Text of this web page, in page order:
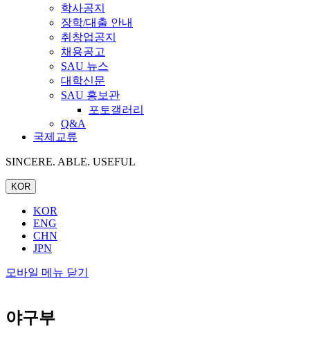
학사공지
장학/대출 안내
취창업공지
채용공고
SAU 뉴스
대학신문
SAU 홍보관
포토갤러리
Q&A
국제교류
SINCERE. ABLE. USEFUL
KOR
KOR
ENG
CHN
JPN
모바일 메뉴 닫기
야구부